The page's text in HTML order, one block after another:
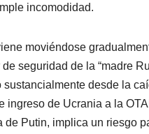
incomodidad.
moviéndose
de seguridad de la “madre
sustancialmente desde la
ingreso de Ucrania a la
de Putin, implica un riesgo